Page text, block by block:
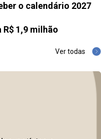
o calendário 2027
R$ 1,9 milhão
Ver todas